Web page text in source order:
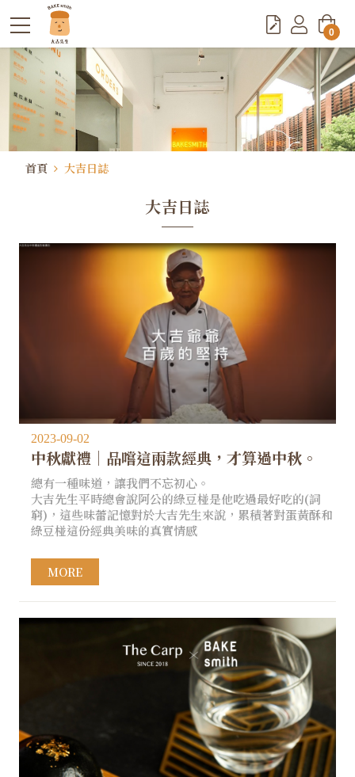
首頁 大吉日誌
大吉日誌
2023-09-02
中秋獻禮｜品嚐這兩款經典，才算過中秋。
總有一種味道，讓我們不忘初心。
大吉先生平時總會說阿公的綠豆椪是他吃過最好吃的(詞
窮)，這些味蕾記憶對於大吉先生來說，累積著對蛋黃酥和
綠豆椪這份經典美味的真實情感
MORE
0